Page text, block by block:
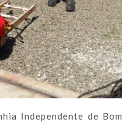
Independente de